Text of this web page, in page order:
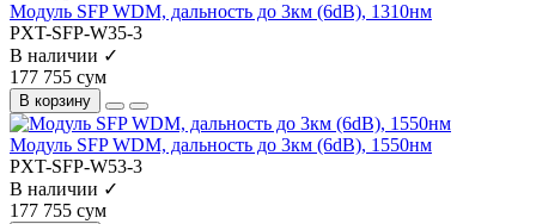
Модуль SFP WDM, дальность до 3км (6dB), 1310нм
PXT-SFP-W35-3
В наличии ✓
177 755 сум
В корзину
Модуль SFP WDM, дальность до 3км (6dB), 1550нм
PXT-SFP-W53-3
В наличии ✓
177 755 сум